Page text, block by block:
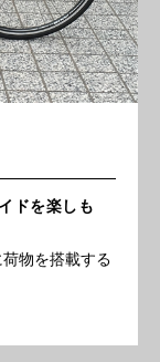
ドを楽しも
物を搭載する